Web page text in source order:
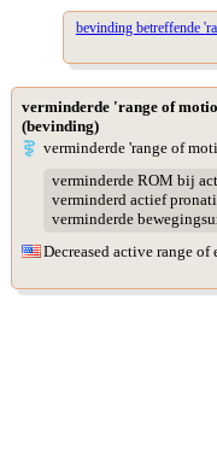
bevinding betreffende
verminderde 'range of
(bevinding)
verminderde 'range of
verminderde ROM bij
verminderd actief
verminderde
Decreased active range